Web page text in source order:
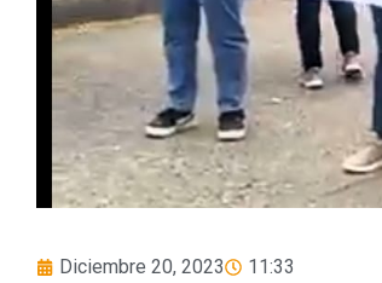
Diciembre 20, 2023 11:33